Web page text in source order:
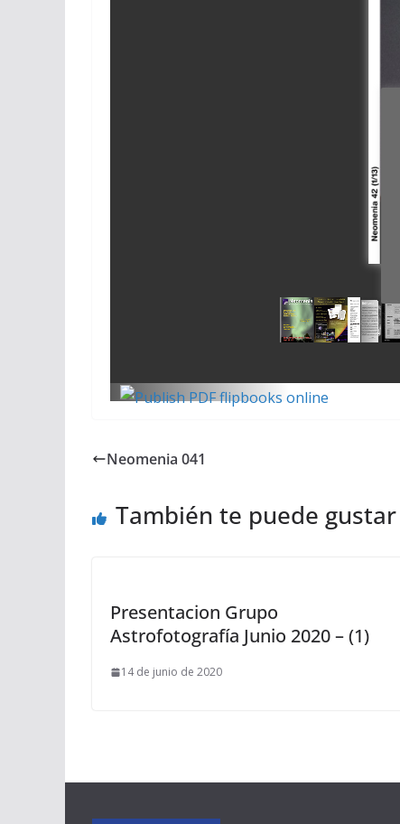
Neomenia 041
También te puede gustar
Presentacion Grupo
Astrofotografía Junio 2020 – (1)
14 de junio de 2020